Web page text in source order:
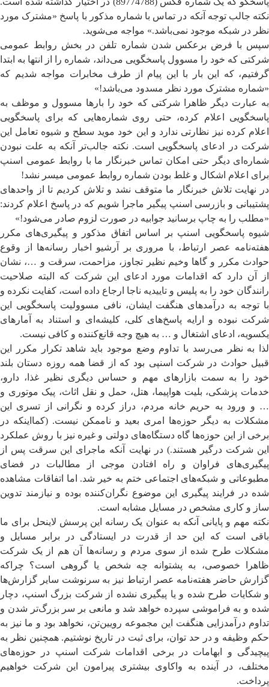
نکته جالب توجه آنکه در تماس با شماره مذکور با پاسخ «مشترک مورد
نظر در شبکه موجود نمی‌باشد.» مواجه می‌شوید.
سپس با فرض برعکس شدن شماره تلفن در بخش روابط عمومی
شرکتی که خود را مسوول پاسخگویی می‌داند، شماره را از انتها به ابتدا
گرفتیم، که این بار با این پیام از طرف مخابرات مواجه شدیم که
«شماره مشترک مورد نظر مسدود می‌باشد!»
به عبارت دیگر ظاهرا شرکتی که خود را بارها مسوول و موظف به
پاسخگویی اعلام کرده، حتی روی شماره‌هایی که برای پاسخگویی
اعلام کرده نیز نظارتی ندارد و این خود موید سطح و شیوه تعامل این
شرکت در ادعای پاسخگویی است. نکته جالب‌تر آنکه به علت نبودن
شماره‌ای دیگر حتی امکان تماس خبرنگار ما با روابط عمومی اسنپ
برای اعلام اشکال و غلط بودن شماره روابط عمومی میسر نشد!
در نهایت تلاش خبرنگار ما متوقف نشد و تلاش کردیم تا از واحد‌های
پشتیبانی و بازرسی اسنپ پیگیر ماجرا شویم که در پاسخ اعلام کردند:
«مطلب را به چاپ برسانید جوابیه در صورت لزوم صادر می‌شود!»
شیوه پاسخگویی اسنپ بر اساس اتفاق مذکور و پیگیری‌های مکرر
هفته‌نامه عصر ارتباط، با مروری بر آرشیو اخبار رسانه‌ها از وقوع
حوادث مکرر و گاها وخیم نظیر تجاوز، مزاحمت، سرقت و …، نشان
از آن دارد که اقدامات مورد ادعای این شرکت که البته صلاحیت
رانندگان خود را به پلیس و تاییدیه ناجا ارجاع داده است، کفایت نکرده و
با توجه به درآمدهای هنگفت ایشان، نافی مسوولیت پاسخگویی این
شرکت نبوده و ارایه پاسخ‌های کلی، کلیشه‌ای و استناد به آمارهای
یکسویه، ادعای اشتغال و … به هیچ وجه قانع‌کننده و کافی نیست.
لذا به نظر می‌رسد با تداوم وضع موجود باید شاهد تکرار مکرر این
قبیل حوادث در شرکت اسنپی بود که از قضا همه روزه دستان بلند
خود را به سمت بازارهای مهم و حساس دیگری نظیر غذا، دارو،
خدمات پزشکی، بلیت هواپیما، هتل، حمل و نقل اثاث، پیک موتوری و
… و ورود به حریم خانه مردم، دراز کرده و نگرانی از تسری این
مشکلات به دیگر حوزه‌ها امری بعید و ناممکن نیست. (کمااینکه در
برخی از این حوزه‌ها گاه دستگاه‌های دولتی و غیره نیز با روش عملکرد
این شرکت درگیر هستند.) در نهایت آنکه ماجرای این سرقت پس از
پیگیری‌های فراوان و راه افتادن موجی از مطالبات در فضای
مطبوعاتی و شبکه‌های اجتماعی ختم به خیر شد. اما اتفاقات مشاهده
شده در فرایند پیگیری این موضوع نگران‌کننده بوده و نیازمند تدوین
ساز و کاری مشخص در مسایل مشابه است.
نکته مهم و پایانی آنکه به عنوان یک رسانه این پرسش لاینحل برای ما
باقی است که این حد از قدرت در ایستادگی در برابر مسایل و
مشکلات طرح شده از سوی مردم و رسانه‌ها آن هم از یک شرکت
ظاهرا خصوصی، به پشتوانه چه شخص یا گروهی است؟ چراکه
گزارش حاضر هفته‌نامه عصر ارتباط نیز به سرنوشت سایر گزارش‌ها
و شکایات طرح شده و یا پیگیری نشده از شرکت بزرگ اسنپ، دچار
شده و به فراموشی سپرده خواهد شد و مانعی بر سر بزرگ‌تر شدن و
تداوم درآمدزایی هنگفت این مجموعه رویین‌تن، نخواهد بود و ما نیز به
حکم وظیفه و در حد توان، برای ثبت در تاریخ نوشتیم. همچنین نظر به
پیچیدگی و ابهامات در برخی اقدامات شرکت اسنپ در حوزه‌های
مختلف، در آینده به واکاوی بیشتری پیرامون این شرکت خواهیم
پرداخت.